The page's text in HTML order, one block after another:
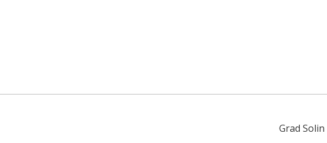
Grad Solin